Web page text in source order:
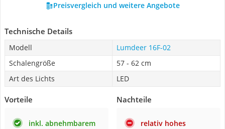
Preisvergleich und weitere Angebote
Technische Details
Modell
Lumdeer 16F-02
Schalengröße
57 - 62 cm
Art des Lichts
LED
Vorteile
inkl. abnehmbarem
Nachteile
relativ hohes